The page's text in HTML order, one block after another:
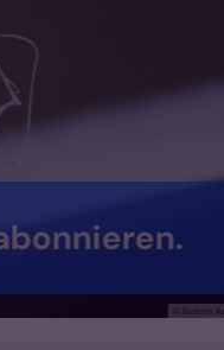
Berichte